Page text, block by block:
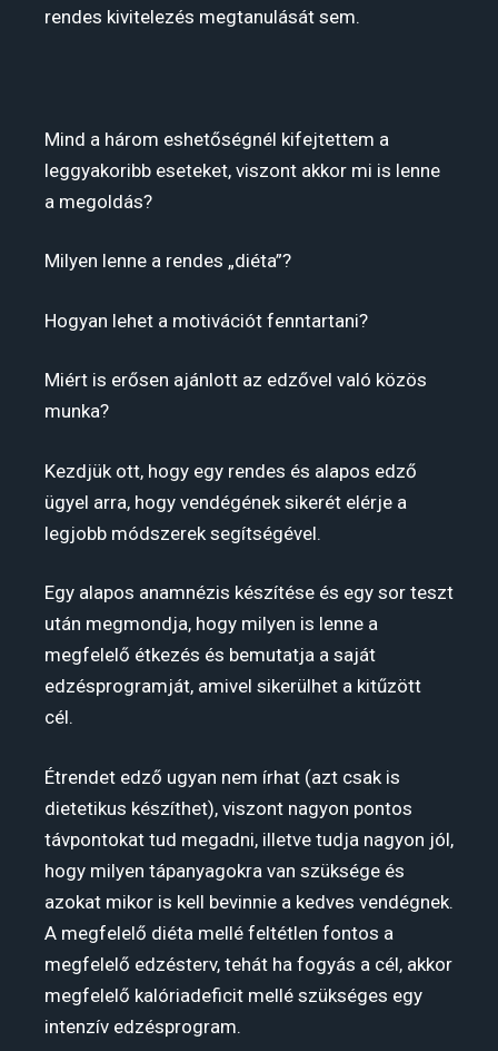
rendes kivitelezés megtanulását sem.
Mind a három eshetőségnél kifejtettem a
leggyakoribb eseteket, viszont akkor mi is lenne
a megoldás?
Milyen lenne a rendes „diéta”?
Hogyan lehet a motivációt fenntartani?
Miért is erősen ajánlott az edzővel való közös
munka?
Kezdjük ott, hogy egy rendes és alapos edző
ügyel arra, hogy vendégének sikerét elérje a
legjobb módszerek segítségével.
Egy alapos anamnézis készítése és egy sor teszt
után megmondja, hogy milyen is lenne a
megfelelő étkezés és bemutatja a saját
edzésprogramját, amivel sikerülhet a kitűzött
cél.
Étrendet edző ugyan nem írhat (azt csak is
dietetikus készíthet), viszont nagyon pontos
távpontokat tud megadni, illetve tudja nagyon jól,
hogy milyen tápanyagokra van szüksége és
azokat mikor is kell bevinnie a kedves vendégnek.
A megfelelő diéta mellé feltétlen fontos a
megfelelő edzésterv, tehát ha fogyás a cél, akkor
megfelelő kalóriadeficit mellé szükséges egy
intenzív edzésprogram.